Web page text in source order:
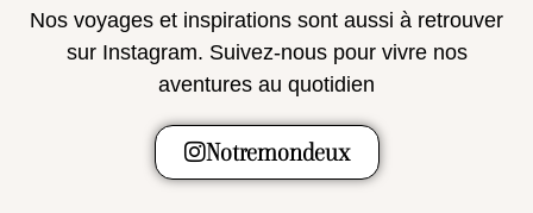
Nos voyages et inspirations sont aussi à retrouver
sur Instagram. Suivez-nous pour vivre nos
aventures au quotidien
Notremondeux